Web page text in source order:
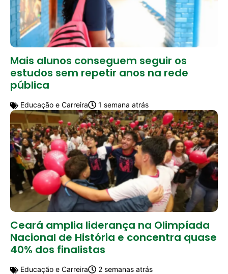
Mais alunos conseguem seguir os
estudos sem repetir anos na rede
pública
Educação e Carreira 1 semana atrás
Ceará amplia liderança na Olimpíada
Nacional de História e concentra quase
40% dos finalistas
Educação e Carreira 2 semanas atrás